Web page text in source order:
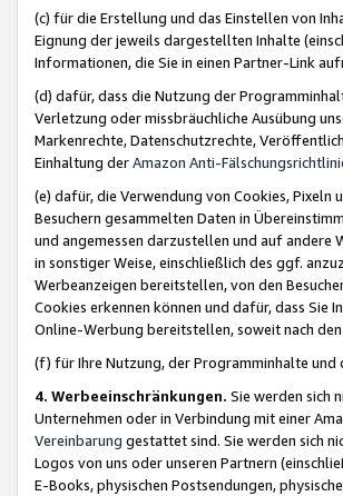
(c) für die Erstellung und das Einstellen von
Eignung der jeweils dargestellten Inhalte
Informationen, die Sie in einen Partner-Link
(d) dafür, dass die Nutzung der
Verletzung oder missbräuchliche Ausübung
Markenrechte, Datenschutzrechte,
Einhaltung derAmazon Anti-
(e) dafür, die Verwendung von Cookies, Pixeln
Besuchern gesammelten Daten in
und angemessen darzustellen und auf
in sonstiger Weise, einschließlich des ggf.
Werbeanzeigen bereitstellen, von den
Cookies erkennen können und dafür, dass Sie
Online-Werbung bereitstellen, soweit nach
(f) für Ihre Nutzung, der Programminhalte und
4. Werbeeinschränkungen. Sie werden sich
Unternehmen oder in Verbindung mit einer
Vereinbarung gestattet sind. Sie werden sich
Logos von uns oder unseren Partnern
E-Books, physischen Postsendungen,